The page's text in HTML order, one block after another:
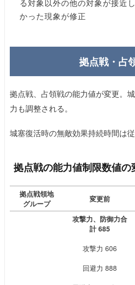
る対象以外の他の対象が接近
かった現象が修正
拠点戦・占
拠点戦、占領戦の能力値が変更。
力も調整される。
城塞復活時の無敵効果持続時間は
拠点戦の能力値制限数値の
拠点戦領地
グループ
変更前
攻撃力、防御力合
計 685
攻撃力 606
回避力 888